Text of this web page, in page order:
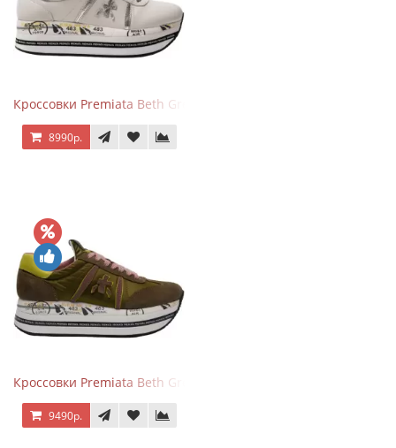
Кроссовки Premiata Beth Grey Silver
8990р.
Кроссовки Premiata Beth Green Pink
9490р.